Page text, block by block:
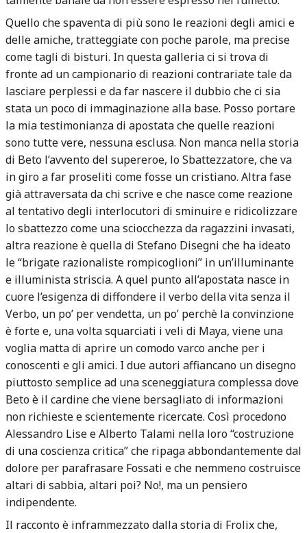
Quello che spaventa di più sono le reazioni degli amici e
delle amiche, tratteggiate con poche parole, ma precise
come tagli di bisturi. In questa galleria ci si trova di
fronte ad un campionario di reazioni contrariate tale da
lasciare perplessi e da far nascere il dubbio che ci sia
stata un poco di immaginazione alla base. Posso portare
la mia testimonianza di apostata che quelle reazioni
sono tutte vere, nessuna esclusa. Non manca nella storia
di Beto l’avvento del supereroe, lo Sbattezzatore, che va
in giro a far proseliti come fosse un cristiano. Altra fase
già attraversata da chi scrive e che nasce come reazione
al tentativo degli interlocutori di sminuire e ridicolizzare
lo sbattezzo come una sciocchezza da ragazzini invasati,
altra reazione è quella di Stefano Disegni che ha ideato
le “brigate razionaliste rompicoglioni” in un’illuminante
e illuminista striscia. A quel punto all’apostata nasce in
cuore l’esigenza di diffondere il verbo della vita senza il
Verbo, un po’ per vendetta, un po’ perchè la convinzione
è forte e, una volta squarciati i veli di Maya, viene una
voglia matta di aprire un comodo varco anche per i
conoscenti e gli amici. I due autori affiancano un disegno
piuttosto semplice ad una sceneggiatura complessa dove
Beto è il cardine che viene bersagliato di informazioni
non richieste e scientemente ricercate. Così procedono
Alessandro Lise e Alberto Talami nella loro “costruzione
di una coscienza critica” che ripaga abbondantemente dal
dolore per parafrasare Fossati e che nemmeno costruisce
altari di sabbia, altari poi? No!, ma un pensiero
indipendente.
Il racconto è inframmezzato dalla storia di Frolix che,